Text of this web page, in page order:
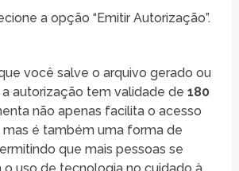
a opção “Emitir Autorização”.
você salve o arquivo gerado ou
a autorização tem validade de 180
não apenas facilita o acesso
mas é também uma forma de
que mais pessoas se